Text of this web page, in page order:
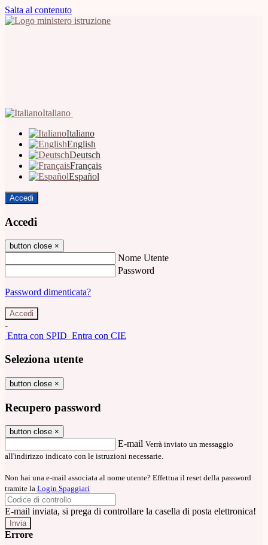
Salta al contenuto
Italiano
Italiano
English
Deutsch
Français
Español
Accedi
Accedi
button close ×
Nome Utente
Password
Password dimenticata?
-
Entra con SPID Entra con CIE
Seleziona utente
button close ×
Recupero password
button close ×
E-mail Verrà inviato un messaggio
all'indirizzo indicato con le istruzioni necessarie.
Non hai una e-mail associata al nome utente? Effettua il reset della password
tramite la Login Spaggiari
E-mail inviata, si prega di controllare la casella di posta elettronica!
Errore